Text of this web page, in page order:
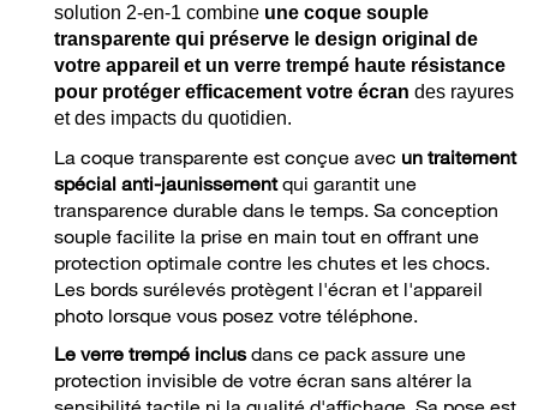
solution 2-en-1 combine une coque souple
transparente qui préserve le design original de
votre appareil et un verre trempé haute résistance
pour protéger efficacement votre écran des rayures
et des impacts du quotidien.
La coque transparente est conçue avec un traitement
spécial anti-jaunissementqui garantit une
transparence durable dans le temps. Sa conception
souple facilite la prise en main tout en offrant une
protection optimale contre les chutes et les chocs.
Les bords surélevés protègent l'écran et l'appareil
photo lorsque vous posez votre téléphone.
Le verre trempé inclusdans ce pack assure une
protection invisible de votre écran sans altérer la